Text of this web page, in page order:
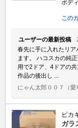
ボデ
この
ユーザーの最新投稿
春先に手に入れたリ
ます。 ハコスカの純
用で2ドア、4ドアの
作品の後出し ...
にゃん太郎００７
（
ピカ
ガラ